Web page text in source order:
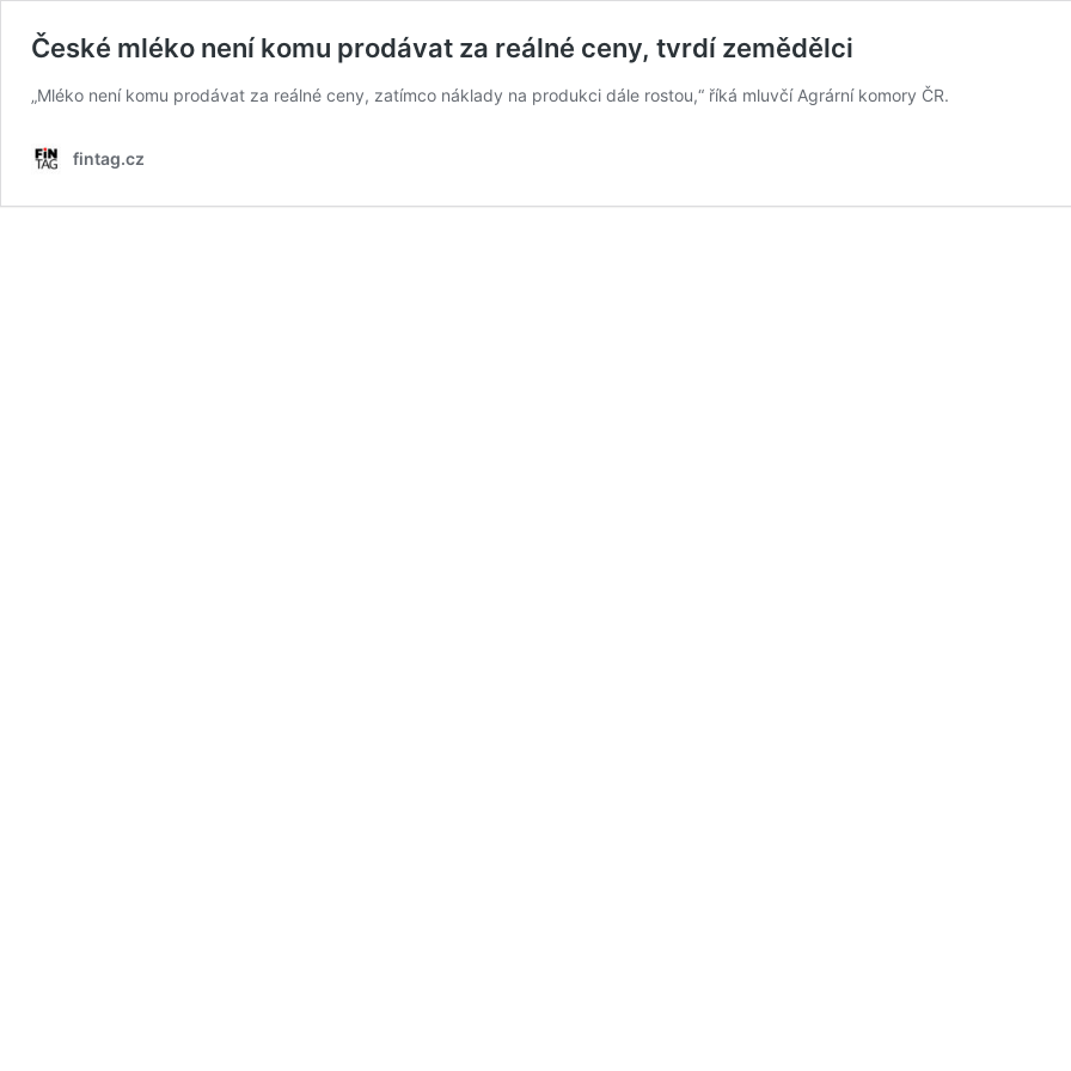
České mléko není komu prodávat za reálné ceny, tvrdí zemědělci
„Mléko není komu prodávat za reálné ceny, zatímco náklady na produkci dále rostou,“ říká mluvčí Agrární komory ČR.
fintag.cz